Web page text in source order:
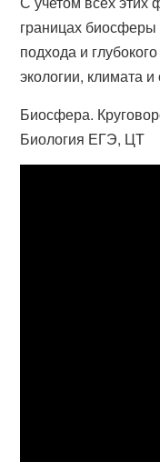
границах
подхода и
экологии, климата
Биосфера.
Биология ЕГЭ, ЦТ